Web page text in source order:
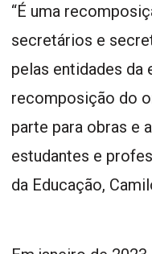
“É uma
secretários e
pelas entidades da
recomposição do
parte para obras e
estudantes e
da Educação,